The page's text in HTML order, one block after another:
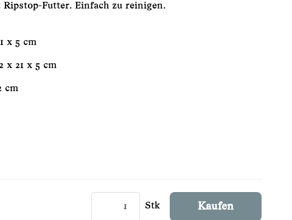
Futter. Einfach zu reinigen.
x 5 cm
x 21 x 5 cm
cm
Stk Kaufen